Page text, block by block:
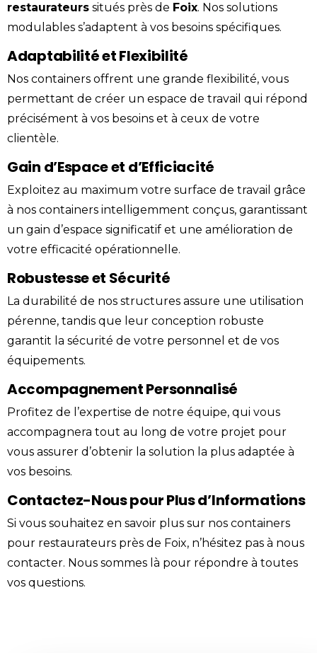
restaurateurs situés près de Foix. Nos solutions
modulables s’adaptent à vos besoins spécifiques.
Adaptabilité et Flexibilité
Nos containers offrent une grande flexibilité, vous
permettant de créer un espace de travail qui répond
précisément à vos besoins et à ceux de votre
clientèle.
Gain d’Espace et d’Efficiacité
Exploitez au maximum votre surface de travail grâce
à nos containers intelligemment conçus, garantissant
un gain d’espace significatif et une amélioration de
votre efficacité opérationnelle.
Robustesse et Sécurité
La durabilité de nos structures assure une utilisation
pérenne, tandis que leur conception robuste
garantit la sécurité de votre personnel et de vos
équipements.
Accompagnement Personnalisé
Profitez de l’expertise de notre équipe, qui vous
accompagnera tout au long de votre projet pour
vous assurer d’obtenir la solution la plus adaptée à
vos besoins.
Contactez-Nous pour Plus d’Informations
Si vous souhaitez en savoir plus sur nos containers
pour restaurateurs près de Foix, n’hésitez pas à nous
contacter. Nous sommes là pour répondre à toutes
vos questions.